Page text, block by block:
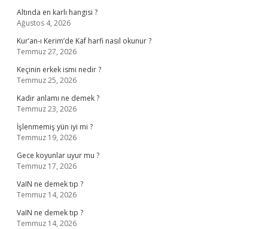
Altında en karlı hangisi ?
Ağustos 4, 2026
Kur’an-ı Kerim’de Kaf harfi nasıl okunur ?
Temmuz 27, 2026
Keçinin erkek ismi nedir ?
Temmuz 25, 2026
Kadir anlamı ne demek ?
Temmuz 23, 2026
İşlenmemiş yün iyi mi ?
Temmuz 19, 2026
Gece koyunlar uyur mu ?
Temmuz 17, 2026
VaIN ne demek tıp ?
Temmuz 14, 2026
VaIN ne demek tıp ?
Temmuz 14, 2026